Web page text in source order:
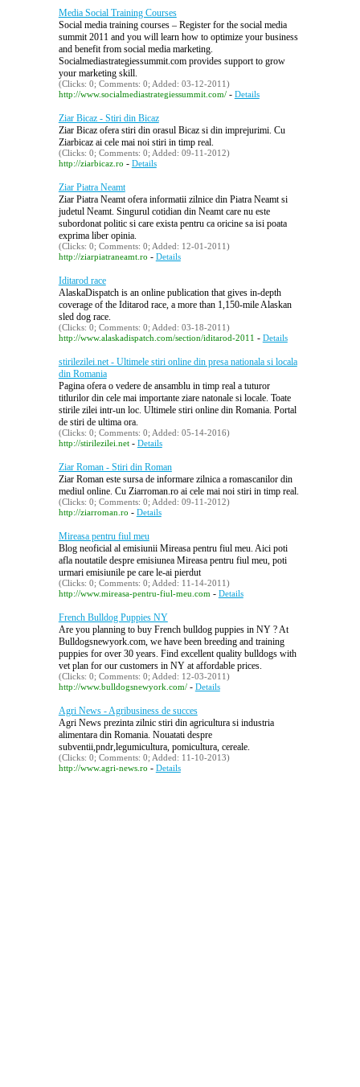
Media Social Training Courses
Social media training courses – Register for the social media
summit 2011 and you will learn how to optimize your business
and benefit from social media marketing.
Socialmediastrategiessummit.com provides support to grow
your marketing skill.
(Clicks: 0; Comments: 0; Added: 03-12-2011)
http://www.socialmediastrategiessummit.com/- Details
Ziar Bicaz - Stiri din Bicaz
Ziar Bicaz ofera stiri din orasul Bicaz si din imprejurimi. Cu
Ziarbicaz ai cele mai noi stiri in timp real.
(Clicks: 0; Comments: 0; Added: 09-11-2012)
http://ziarbicaz.ro - Details
Ziar Piatra Neamt
Ziar Piatra Neamt ofera informatii zilnice din Piatra Neamt si
judetul Neamt. Singurul cotidian din Neamt care nu este
subordonat politic si care exista pentru ca oricine sa isi poata
exprima liber opinia.
(Clicks: 0; Comments: 0; Added: 12-01-2011)
http://ziarpiatraneamt.ro - Details
Iditarod race
AlaskaDispatch is an online publication that gives in-depth
coverage of the Iditarod race, a more than 1,150-mile Alaskan
sled dog race.
(Clicks: 0; Comments: 0; Added: 03-18-2011)
http://www.alaskadispatch.com/section/iditarod-2011 - Details
stirilezilei.net - Ultimele stiri online din presa nationala si locala
din Romania
Pagina ofera o vedere de ansamblu in timp real a tuturor
titlurilor din cele mai importante ziare natonale si locale. Toate
stirile zilei intr-un loc. Ultimele stiri online din Romania. Portal
de stiri de ultima ora.
(Clicks: 0; Comments: 0; Added: 05-14-2016)
http://stirilezilei.net- Details
Ziar Roman - Stiri din Roman
Ziar Roman este sursa de informare zilnica a romascanilor din
mediul online. Cu Ziarroman.ro ai cele mai noi stiri in timp real.
(Clicks: 0; Comments: 0; Added: 09-11-2012)
http://ziarroman.ro - Details
Mireasa pentru fiul meu
Blog neoficial al emisiunii Mireasa pentru fiul meu. Aici poti
afla noutatile despre emisiunea Mireasa pentru fiul meu, poti
urmari emisiunile pe care le-ai pierdut
(Clicks: 0; Comments: 0; Added: 11-14-2011)
http://www.mireasa-pentru-fiul-meu.com- Details
French Bulldog Puppies NY
Are you planning to buy French bulldog puppies in NY ? At
Bulldogsnewyork.com, we have been breeding and training
puppies for over 30 years. Find excellent quality bulldogs with
vet plan for our customers in NY at affordable prices.
(Clicks: 0; Comments: 0; Added: 12-03-2011)
http://www.bulldogsnewyork.com/- Details
Agri News - Agribusiness de succes
Agri News prezinta zilnic stiri din agricultura si industria
alimentara din Romania. Nouatati despre
subventii,pndr,legumicultura, pomicultura, cereale.
(Clicks: 0; Comments: 0; Added: 11-10-2013)
http://www.agri-news.ro - Details